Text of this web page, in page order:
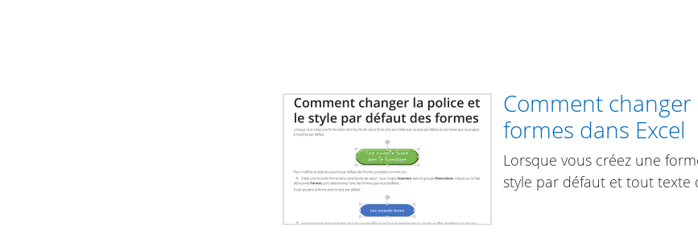
Comment
formes dans Excel
Lorsque vous créez une
style par défaut et tout texte